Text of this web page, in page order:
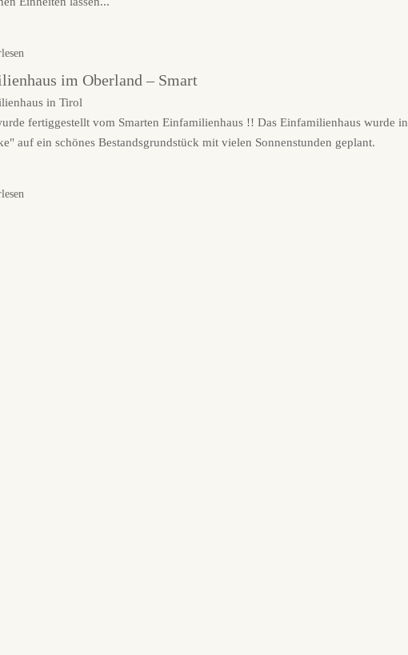
im Oberland – Smart
fertiggestellt vom Smarten Einfamilienhaus !! Das Einfamilienhaus wurde in
auf ein schönes Bestandsgrundstück mit vielen Sonnenstunden geplant.